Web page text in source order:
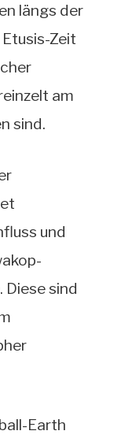
längs der
Zeit
am
sind.
und
Diese sind
Earth